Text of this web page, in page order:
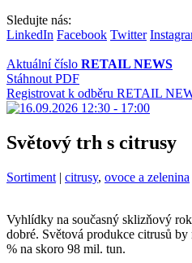
Sledujte nás:
LinkedIn Facebook Twitter
Aktuální číslo RETAIL NEWS
Stáhnout PDF
Registrovat k odběru RETAIL
Světový trh s citrusy
Kategorie:
Sortiment | Štítky:
citrusy, ovoce a zelenina
Vyhlídky na současný sklizňový
dobré. Světová produkce citrusů
% na skoro 98 mil. tun.